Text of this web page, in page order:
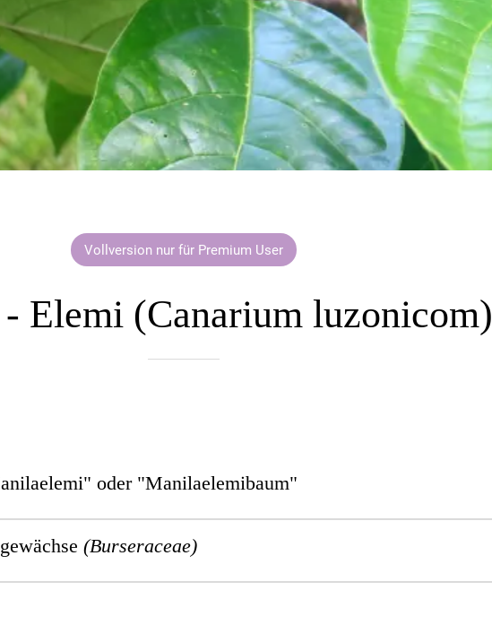
Vollversion nur für Premium User
Elemi (Canarium luzonicom)
oder "Manilaelemibaum"
(Burseraceae)